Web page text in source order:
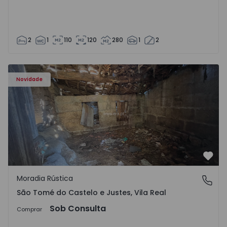
2 1 110 120 280 1 2
Novidade
Moradia Vila Real, São Tomé do Castelo e Justes -
São Tomé do Castelo e Justes, Vila Real
Moradia Rústica
São Tomé do Castelo e Justes, Vila Real
Comprar Sob Consulta